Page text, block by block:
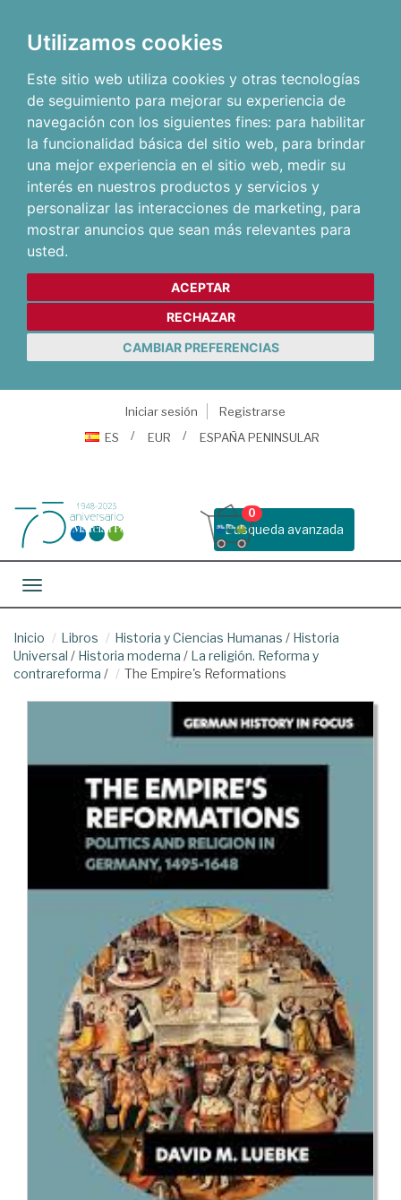
Utilizamos cookies
Este sitio web utiliza cookies y otras tecnologías
de seguimiento para mejorar su experiencia de
navegación con los siguientes fines: para habilitar
la funcionalidad básica del sitio web, para brindar
una mejor experiencia en el sitio web, medir su
interés en nuestros productos y servicios y
personalizar las interacciones de marketing, para
mostrar anuncios que sean más relevantes para
usted.
ACEPTAR
RECHAZAR
CAMBIAR PREFERENCIAS
Iniciar sesión
Registrarse
ES
EUR ESPAÑA PENINSULAR
Busqueda avanzada
0
Toggle navigation
Inicio Libros Historia y Ciencias Humanas / Historia
Universal / Historia moderna / La religión. Reforma y
contrareforma / The Empire's Reformations